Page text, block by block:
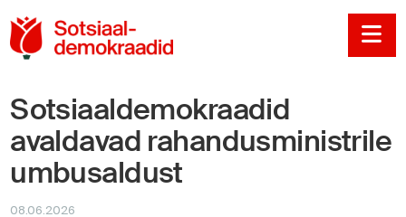
Sotsiaaldemokraadid
avaldavad rahandusministrile
umbusaldust
08.06.2026